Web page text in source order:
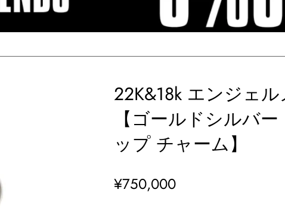
22K&18k エンジェ
【ゴールドシルバ
ップ チャーム】
通
¥750,000